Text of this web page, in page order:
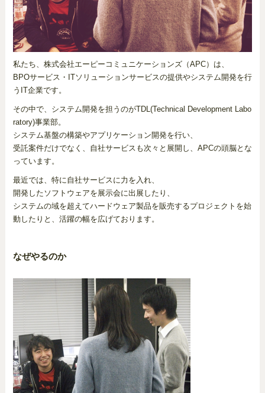
私たち、株式会社エーピーコミュニケーションズ（APC）は、
BPOサービス・ITソリューションサービスの提供やシステム開発を行
うIT企業です。
その中で、システム開発を担うのがTDL(Technical Development Labo
ratory)事業部。
システム基盤の構築やアプリケーション開発を行い、
受託案件だけでなく、自社サービスも次々と展開し、APCの頭脳とな
っています。
最近では、特に自社サービスに力を入れ、
開発したソフトウェアを展示会に出展したり、
システムの域を超えてハードウェア製品を販売するプロジェクトを始
動したりと、活躍の幅を広げております。
なぜやるのか